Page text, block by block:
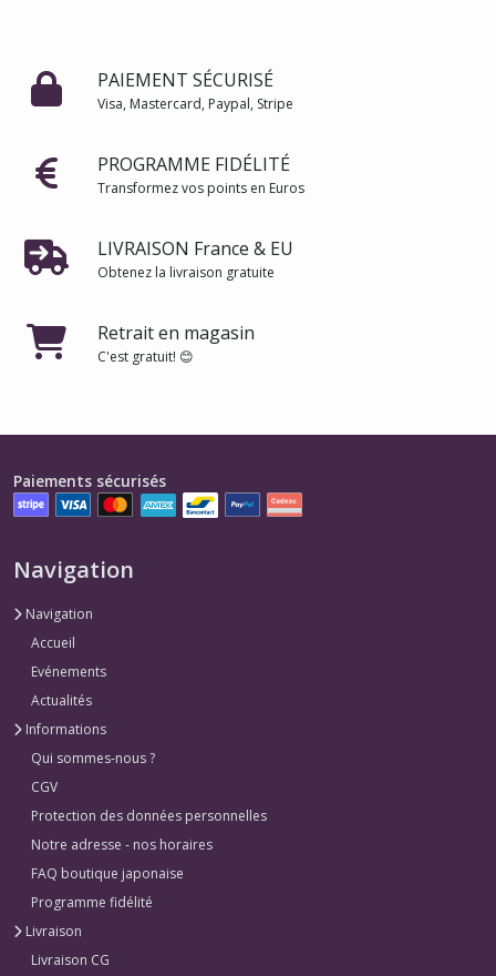
PAIEMENT SÉCURISÉ
Visa, Mastercard, Paypal, Stripe
PROGRAMME FIDÉLITÉ
Transformez vos points en Euros
LIVRAISON France & EU
Obtenez la livraison gratuite
Retrait en magasin
C'est gratuit! 😊
Paiements sécurisés
Navigation
Navigation
Accueil
Evénements
Actualités
Informations
Qui sommes-nous ?
CGV
Protection des données personnelles
Notre adresse - nos horaires
FAQ boutique japonaise
Programme fidélité
Livraison
Livraison CG